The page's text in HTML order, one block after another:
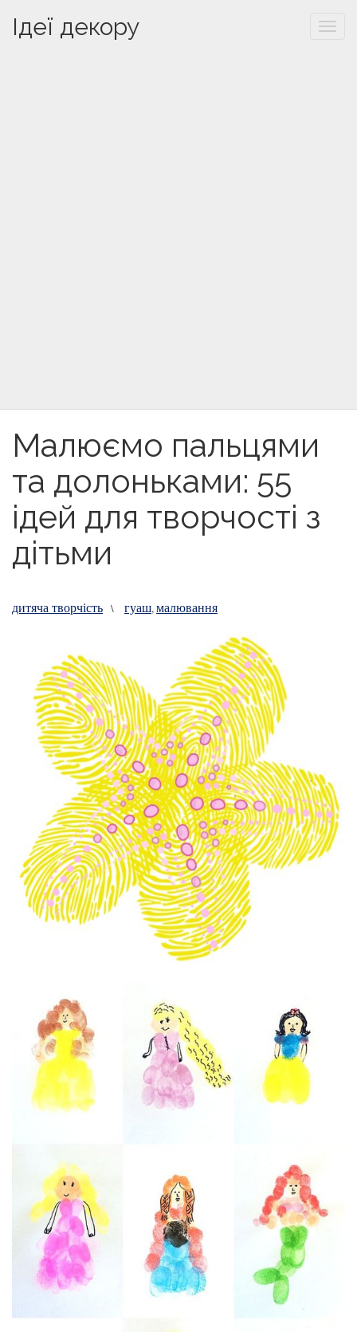
Ідеї декору
Малюємо пальцями
та долоньками: 55
ідей для творчості з
дітьми
дитяча творчість \ гуаш,малювання